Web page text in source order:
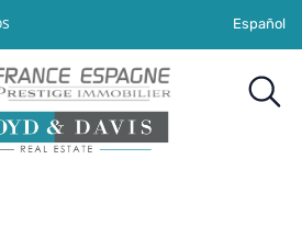
Español